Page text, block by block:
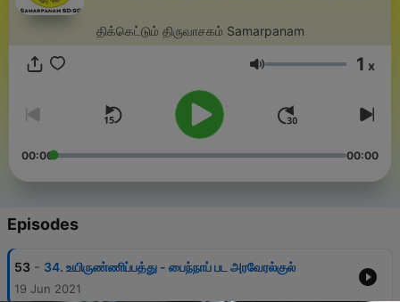
திக்கெட்டும் திருவாசகம் Samarpanam
Volume 1 x
00:00 00:00
Episodes
53 - 34. உயிருண்ணிப்பத்து - பைந்நாப் பட அரவேரல்குல்
19 Jun 2021